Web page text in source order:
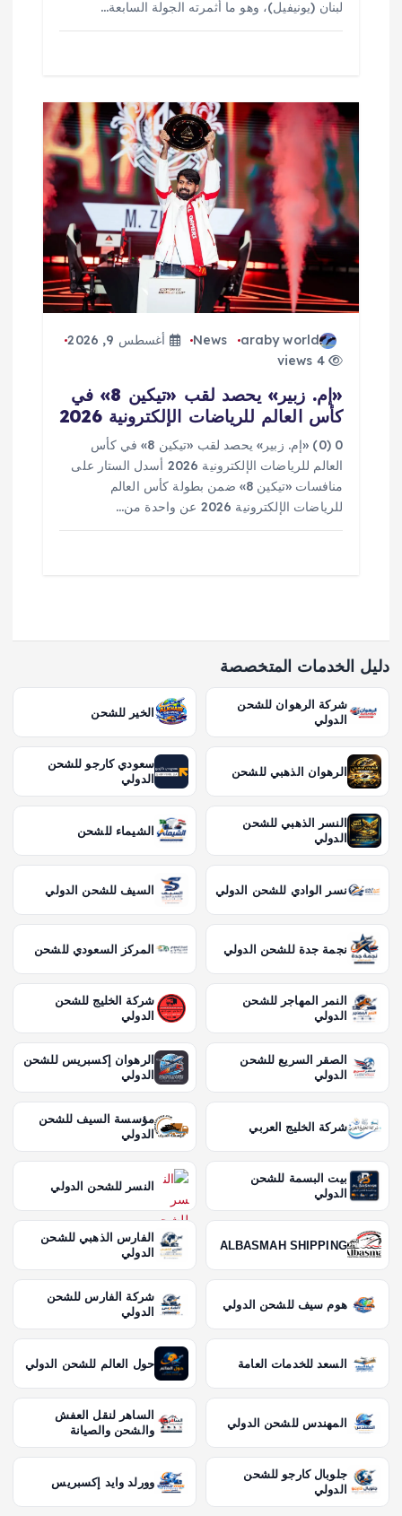
لبنان (يونيفيل)، وهو ما أثمرته الجولة السابعة…
araby world
News
أغسطس 9, 2026
4 views
«إم. زبير» يحصد لقب «تيكين 8» في
كأس العالم للرياضات الإلكترونية 2026
0 (0) «إم. زبير» يحصد لقب «تيكين 8» في كأس
العالم للرياضات الإلكترونية 2026 أسدل الستار على
منافسات «تيكين 8» ضمن بطولة كأس العالم
للرياضات الإلكترونية 2026 عن واحدة من…
دليل الخدمات المتخصصة
شركة الرهوان للشحن
الدولي
الخير للشحن
الرهوان الذهبي للشحن
سعودي كارجو للشحن
الدولي
النسر الذهبي للشحن
الدولي
الشيماء للشحن
نسر الوادي للشحن الدولي السيف للشحن الدولي
نجمة جدة للشحن الدولي المركز السعودي للشحن
النمر المهاجر للشحن
الدولي
شركة الخليج للشحن
الدولي
الصقر السريع للشحن
الدولي
الرهوان إكسبريس للشحن
الدولي
شركة الخليج العربي
مؤسسة السيف للشحن
الدولي
بيت البسمة للشحن
الدولي
النسر للشحن الدولي
ALBASMAH SHIPPING
الفارس الذهبي للشحن
الدولي
هوم سيف للشحن الدولي
شركة الفارس للشحن
الدولي
السعد للخدمات العامة حول العالم للشحن الدولي
المهندس للشحن الدولي
الساهر لنقل العفش
والشحن والصيانة
جلوبال كارجو للشحن
الدولي
وورلد وايد إكسبريس